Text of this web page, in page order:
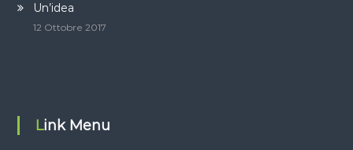
Un’idea
12 Ottobre 2017
Link Menu